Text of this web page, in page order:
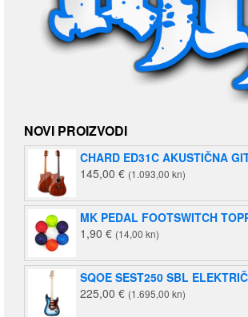
NOVI PROIZVODI
CHARD ED31C AKUSTIČNA
145,00 € (1.093,00 kn)
MK PEDAL FOOTSWITCH
1,90 € (14,00 kn)
SQOE SEST250 SBL
225,00 € (1.695,00 kn)